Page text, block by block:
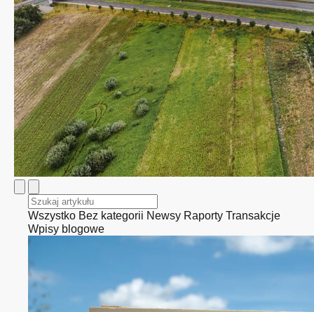
Wszystko Bez kategorii Newsy Raporty Transakcje
Wpisy blogowe